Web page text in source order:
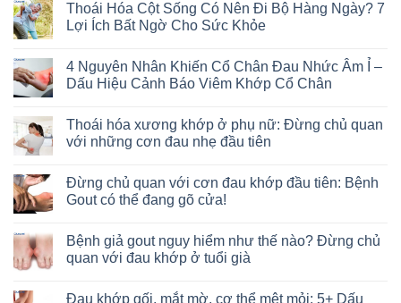
Thoái Hóa Cột Sống Có Nên Đi Bộ Hàng Ngày? 7
Lợi Ích Bất Ngờ Cho Sức Khỏe
4 Nguyên Nhân Khiến Cổ Chân Đau Nhức Âm Ỉ –
Dấu Hiệu Cảnh Báo Viêm Khớp Cổ Chân
Thoái hóa xương khớp ở phụ nữ: Đừng chủ quan
với những cơn đau nhẹ đầu tiên
Đừng chủ quan với cơn đau khớp đầu tiên: Bệnh
Gout có thể đang gõ cửa!
Bệnh giả gout nguy hiểm như thế nào? Đừng chủ
quan với đau khớp ở tuổi già
Đau khớp gối, mắt mờ, cơ thể mệt mỏi: 5+ Dấu